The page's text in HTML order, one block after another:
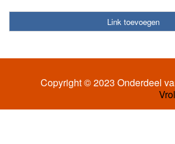
Link toevoegen
Copyright © 2023 Onderdeel